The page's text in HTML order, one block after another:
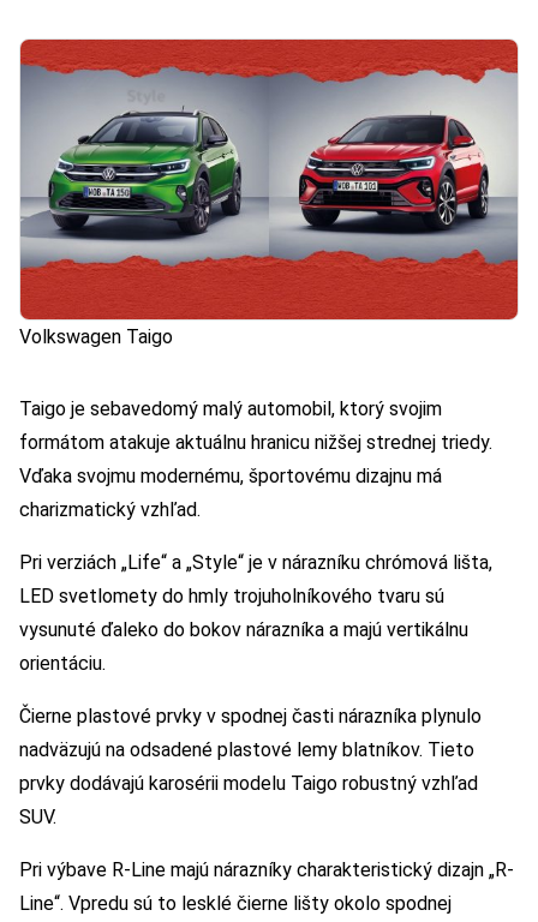
Volkswagen Taigo
Taigo je sebavedomý malý automobil, ktorý svojim
formátom atakuje aktuálnu hranicu nižšej strednej triedy.
Vďaka svojmu modernému, športovému dizajnu má
charizmatický vzhľad.
Pri verziách „Life“ a „Style“ je v nárazníku chrómová lišta,
LED svetlomety do hmly trojuholníkového tvaru sú
vysunuté ďaleko do bokov nárazníka a majú vertikálnu
orientáciu.
Čierne plastové prvky v spodnej časti nárazníka plynulo
nadväzujú na odsadené plastové lemy blatníkov. Tieto
prvky dodávajú karosérii modelu Taigo robustný vzhľad
SUV.
Pri výbave R-Line majú nárazníky charakteristický dizajn „R-
Line“. Vpredu sú to lesklé čierne lišty okolo spodnej